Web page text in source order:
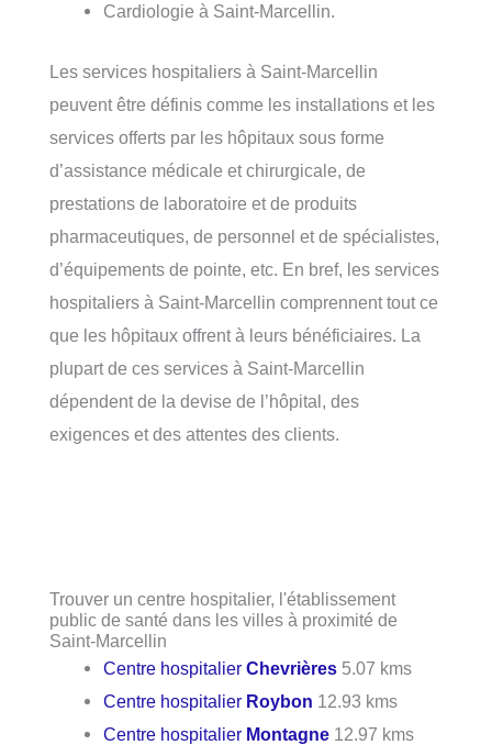
Cardiologie à Saint-Marcellin.
Les services hospitaliers à Saint-Marcellin
peuvent être définis comme les installations et les
services offerts par les hôpitaux sous forme
d’assistance médicale et chirurgicale, de
prestations de laboratoire et de produits
pharmaceutiques, de personnel et de spécialistes,
d’équipements de pointe, etc. En bref, les services
hospitaliers à Saint-Marcellin comprennent tout ce
que les hôpitaux offrent à leurs bénéficiaires. La
plupart de ces services à Saint-Marcellin
dépendent de la devise de l’hôpital, des
exigences et des attentes des clients.
Trouver un centre hospitalier, l'établissement
public de santé dans les villes à proximité de
Saint-Marcellin
Centre hospitalierChevrières 5.07 kms
Centre hospitalier Roybon 12.93 kms
Centre hospitalier Montagne 12.97 kms